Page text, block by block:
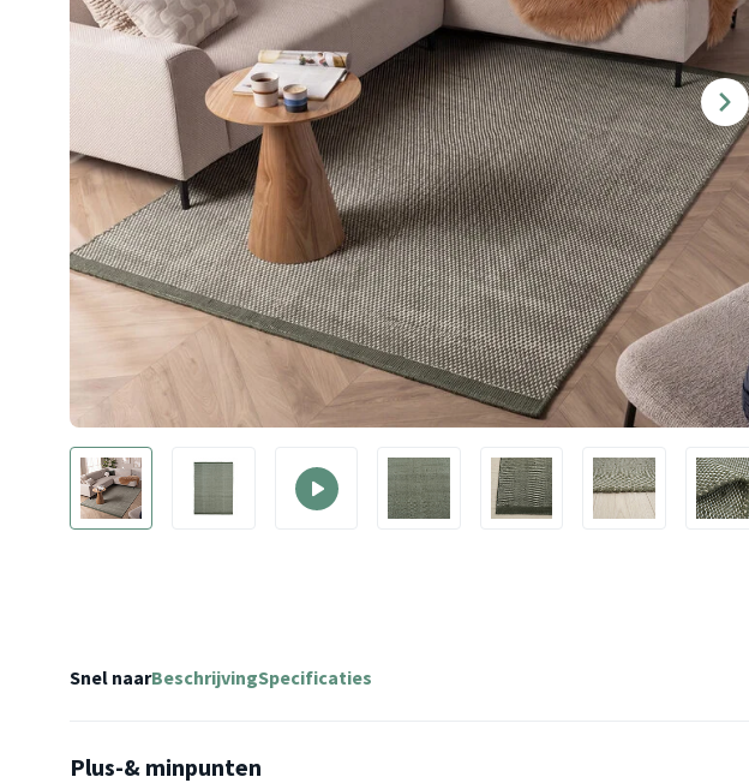
Snel naarBeschrijvingSpecificaties
Plus-& minpunten